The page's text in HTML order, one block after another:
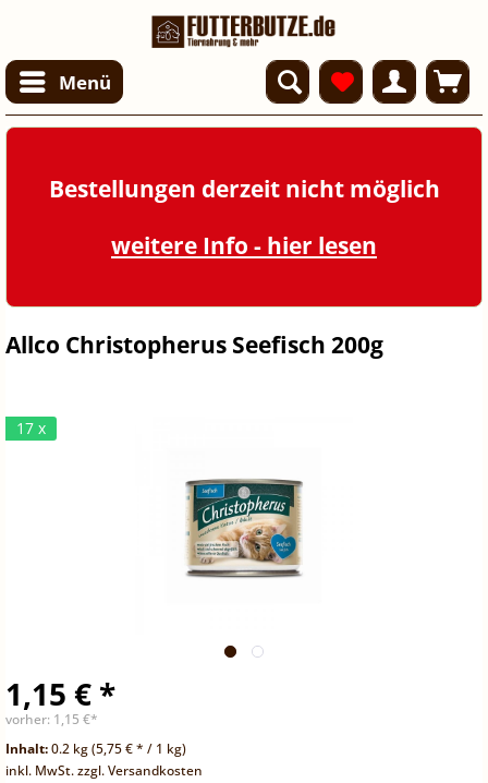
Menü
Bestellungen derzeit nicht möglich
weitere Info - hier lesen
Allco Christopherus Seefisch 200g
17 x
1,15 € *
vorher: 1,15 €*
Inhalt:0.2 kg (5,75 € * / 1 kg)
inkl. MwSt.zzgl. Versandkosten